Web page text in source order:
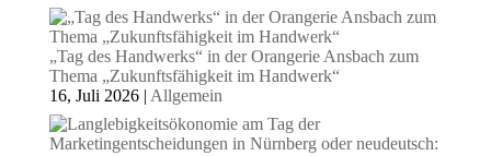
„Tag des Handwerks“ in der Orangerie Ansbach zum
Thema „Zukunftsfähigkeit im Handwerk“
16, Juli 2026| Allgemein